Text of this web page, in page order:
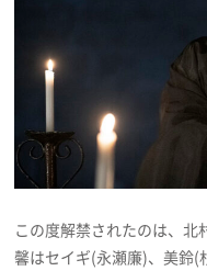
この度解禁されたのは、北
馨はセイギ(永瀬廉)、美鈴(